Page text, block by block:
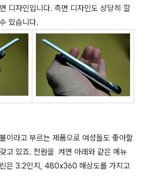
디자인입니다. 측면 디자인도 상당히 깔
있습니다.
이라고 부르는 제품으로 여성들도 좋아할
고 있죠. 전원을 켜면 아래와 같은 메뉴
은 3.2인치, 480x360 해상도를 가지고